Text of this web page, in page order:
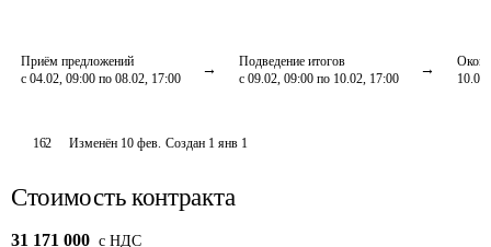
Приём предложений
с 04.02, 09:00 по 08.02, 17:00
Подведение итогов
с 09.02, 09:00 по 10.02, 17:00
162 Изменён 10 фев. Создан 1 янв 1
Стоимость контракта
31 171 000 c НДС